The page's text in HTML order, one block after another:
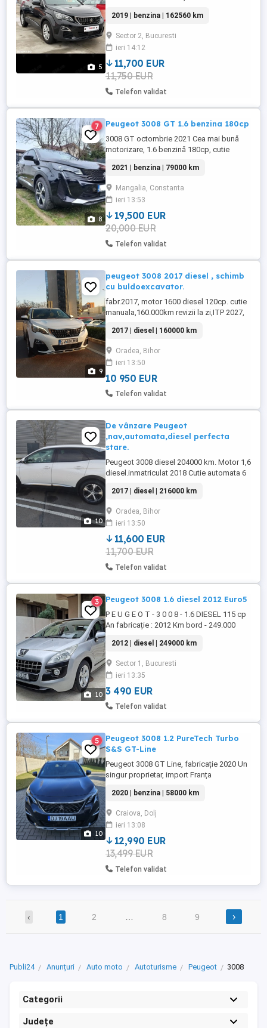
5
NAVIGATIE SENZORI PARCARE FATA-
SPATE BUTON SPORT ASISTENTA
SCHIMBARE BANDA START STOP
INTERIOR IMPECABIL PROIECTOARE LED
VOLAN PIELE CU COMENZI PADELE VOLAN
...
2019 | benzina | 162560 km
Sector 2, Bucuresti
ieri 14:12
11,700 EUR
11,750 EUR
Telefon validat
8
7 Peugeot 3008 GT 1.6 benzina 180cp
3008 GT octombrie 2021 Cea mai bună
motorizare, 1.6 benzină 180cp, cutie
motor este mult mai buna decat cea de
1.2 (motor slab si dezechilibrat, in 3
cilindri) sau decat cele diesel cu probleme
la pompele de Ad-Blue. Fără accident, fără
elemente de caroserie ...
2021 | benzina | 79000 km
Mangalia, Constanta
ieri 13:53
19,500 EUR
20,000 EUR
Telefon validat
9
peugeot 3008 2017 diesel , schimb
cu buldoexcavator.
fabr.2017, motor 1600 diesel 120cp. cutie
manuala,160.000km revizii la zi,ITP 2027,
fara evenimente senzori parcare f + s
anvel momentan iarna. alb , SUV de oraș
consum testat:4,8-5,6%fisc pe loc.
2017 | diesel | 160000 km
Oradea, Bihor
ieri 13:50
10 950 EUR
Telefon validat
10
De vânzare Peugeot
,nav,automata,diesel perfecta
stare.
Peugeot 3008 diesel 204000 km. Motor 1,6
diesel.inmatriculat 2018 Cutie automata 6
automata, Ornamente nichelate: spoiler,
uși, tobe. Bare portbagaj,geamuri fumurii
spate, Gps, senzori parcare ,camera
video. Multimedia, tel full. senzori
coliziune și împrejurimi, Revizie ...
2017 | diesel | 216000 km
Oradea, Bihor
ieri 13:50
11,600 EUR
11,700 EUR
Telefon validat
10
3 Peugeot 3008 1.6 diesel 2012 Euro5
P E U G E O T - 3 0 0 8 - 1.6 DIESEL 115 cp
An fabricație : 2012 Km bord - 249.000
Norma Poluare EURO 5 Combustibil :
DIESEL Se prezintă în stare buna, Fara
Rugină îngrijită bine, interior foarte curat.
REVIZII EFECUTATE LA TIMP VOLANTA +
AMBREAJ NOU Dotari: - ...
2012 | diesel | 249000 km
Sector 1, Bucuresti
ieri 13:35
3 490 EUR
Telefon validat
10
5
Peugeot 3008 1.2 PureTech Turbo
S&S GT-Line
Peugeot 3008 GT Line, fabricație 2020 Un
singur proprietar, import Franța
58.000 km Motorizare 1.2 Benzină- 130 CP
Cutie manuală 6 trepte Mașina se prezintă
în stare excepțională, atat estetic cât și
tehnic. Serie șasiu:
VF3MRHNSMLS104090 Dotări: - Keyless
...
2020 | benzina | 58000 km
Craiova, Dolj
ieri 13:08
12,990 EUR
13,499 EUR
Telefon validat
‹ 1 2 8 9 ›
Publi24 Anunțuri Auto moto Autoturisme Peugeot 3008
Categorii
Județe